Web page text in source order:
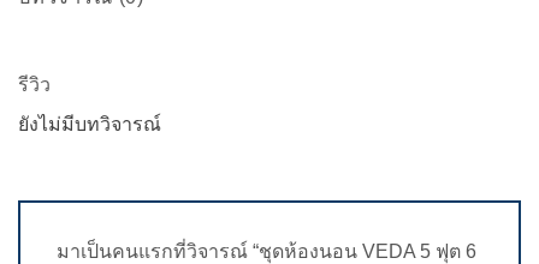
รีวิว
ยังไม่มีบทวิจารณ์
มาเป็นคนแรกที่วิจารณ์ “ชุดห้องนอน VEDA 5 ฟุต 6